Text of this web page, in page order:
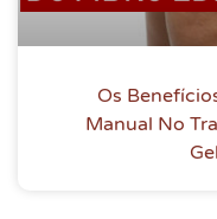
Os
Manual No